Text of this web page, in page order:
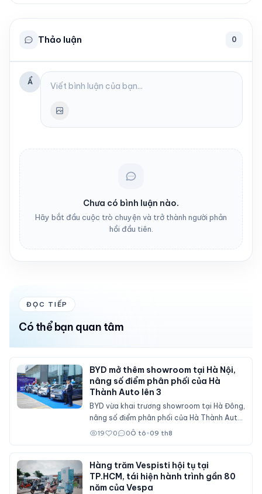
Thảo luận 0
Ẩ
Chưa có bình luận nào.
Hãy bắt đầu cuộc trò chuyện và trở thành người phản
hồi đầu tiên.
ĐỌC TIẾP
Có thể bạn quan tâm
BYD mở thêm showroom tại Hà Nội,
nâng số điểm phân phối của Hà
Thành Auto lên 3
BYD vừa khai trương showroom tại Hà Đông,
nâng số điểm phân phối của Hà Thành Auto
tại Hà Nội lên 3 cơ sở.
19 0 0Ô tô•09 th8
Hàng trăm Vespisti hội tụ tại
TP.HCM, tái hiện hành trình gần 80
năm của Vespa